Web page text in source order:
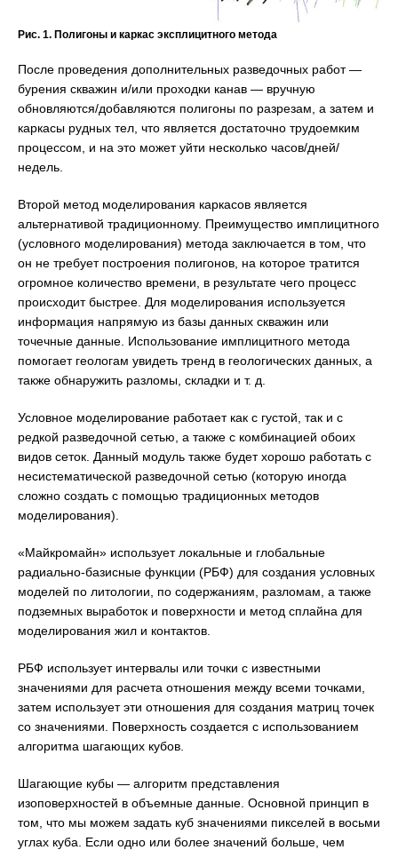
Рис. 1. Полигоны и каркас эксплицитного метода
После проведения дополнительных разведочных работ —
бурения скважин и/или проходки канав — вручную
обновляются/добавляются полигоны по разрезам, а затем и
каркасы рудных тел, что является достаточно трудоемким
процессом, и на это может уйти несколько часов/дней/
недель.
Второй метод моделирования каркасов является
альтернативой традиционному. Преимущество имплицитного
(условного моделирования) метода заключается в том, что
он не требует построения полигонов, на которое тратится
огромное количество времени, в результате чего процесс
происходит быстрее. Для моделирования используется
информация напрямую из базы данных скважин или
точечные данные. Использование имплицитного метода
помогает геологам увидеть тренд в геологических данных, а
также обнаружить разломы, складки и т. д.
Условное моделирование работает как с густой, так и с
редкой разведочной сетью, а также с комбинацией обоих
видов сеток. Данный модуль также будет хорошо работать с
несистематической разведочной сетью (которую иногда
сложно создать с помощью традиционных методов
моделирования).
«Майкромайн» использует локальные и глобальные
радиально-базисные функции (РБФ) для создания условных
моделей по литологии, по содержаниям, разломам, а также
подземных выработок и поверхности и метод сплайна для
моделирования жил и контактов.
РБФ использует интервалы или точки с известными
значениями для расчета отношения между всеми точками,
затем использует эти отношения для создания матриц точек
со значениями. Поверхность создается с использованием
алгоритма шагающих кубов.
Шагающие кубы — алгоритм представления
изоповерхностей в объемные данные. Основной принцип в
том, что мы можем задать куб значениями пикселей в восьми
углах куба. Если одно или более значений больше, чем